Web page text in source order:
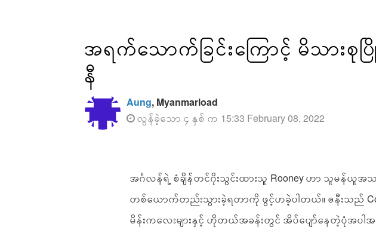
အရက်သောက်ခြင်းကြောင့် မိသားစုပ
နီ
Aung, Myanmarload
လွန်ခဲ့သော ၄ နှစ် က 15:33 February 08, 2022
အင်္ဂလန်ရဲ့ စံချိန်တင်ဂိုးသွင်းထားသူ Rooney ဟာ သူမန်ယူအ
တစ်ယောက်တည်းသွားခဲ့ရတာကို ဖွင့်ဟခဲ့ပါတယ်။ ဇနီးသည်
မိန်းကလေးများနှင့် ဟိုတယ်အခန်းတွင် အိပ်ပျော်နေတဲ့ပုံအပါအ